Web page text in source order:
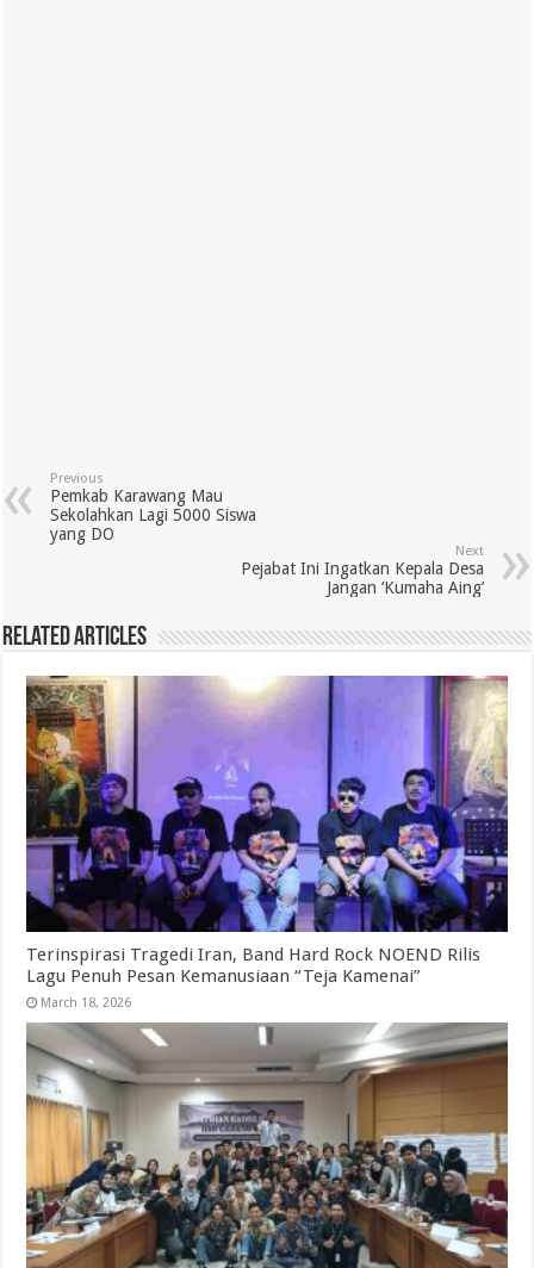
Previous
Pemkab Karawang Mau
Sekolahkan Lagi 5000 Siswa
yang DO
Next
Pejabat Ini Ingatkan Kepala Desa
Jangan ‘Kumaha Aing’
Related Articles
Terinspirasi Tragedi Iran, Band Hard Rock NOEND Rilis
Lagu Penuh Pesan Kemanusiaan “Teja Kamenai”
March 18, 2026